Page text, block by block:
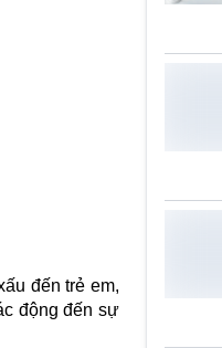
đến trẻ em,
động đến sự